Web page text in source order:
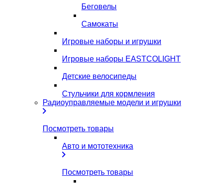
Беговелы
Самокаты
Игровые наборы и игрушки
Игровые наборы EASTCOLIGHT
Детские велосипеды
Стульчики для кормления
Радиоуправляемые модели и игрушки
Посмотреть товары
Авто и мототехника
Посмотреть товары